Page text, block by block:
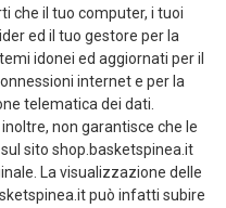
che il tuo computer, i tuoi
ed il tuo gestore per la
idonei ed aggiornati per il
internet e per la
telematica dei dati.
non garantisce che le
sito shop.basketspinea.it
La visualizzazione delle
può infatti subire